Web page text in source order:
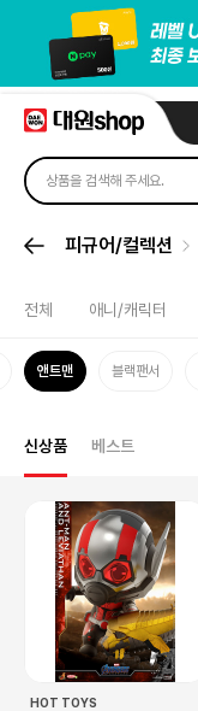
피규어/컬렉션
전체 애니/캐릭터
앤트맨 블랙팬서
신상품 베스트
HOT TOYS